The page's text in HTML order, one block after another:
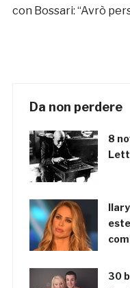
con Bossari: “Avrò
Da non perdere
8
30